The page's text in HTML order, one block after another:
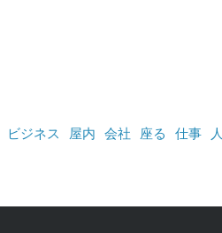
ビジネス 屋内 会社 座る 仕事 人